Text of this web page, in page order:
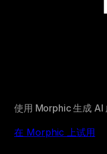
使用 Morphic 生成 AI
在 Morphic 上试用